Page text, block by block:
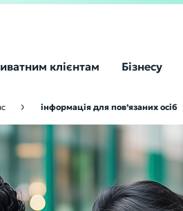
клієнтам Бізнесу
інформація для пов’язаних осіб